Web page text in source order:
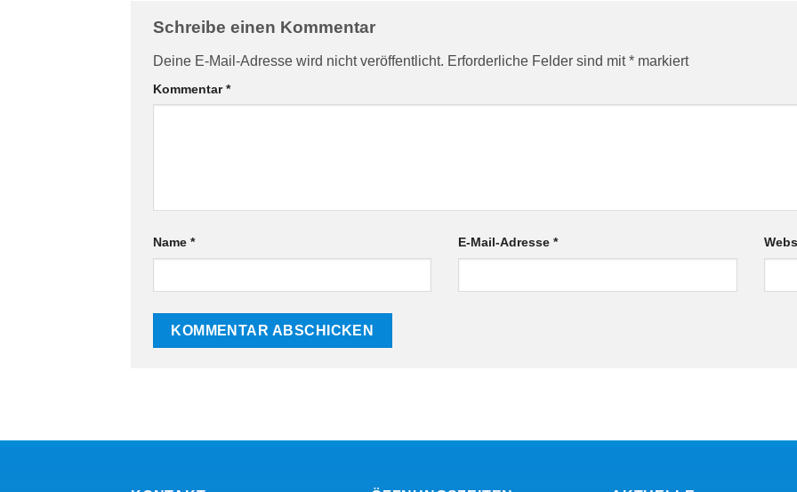
Schreibe einen Kommentar
Deine E-Mail-Adresse wird nicht veröffentlicht. Erforderliche Felder sind mit* markiert
Kommentar*
Name * E-Mail-Adresse*